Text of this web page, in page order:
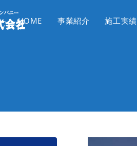
HOME 事業紹介 施工実績